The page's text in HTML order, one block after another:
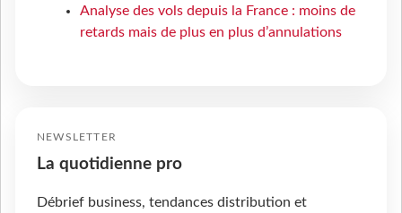
Analyse des vols depuis la France : moins de
retards mais de plus en plus d’annulations
NEWSLETTER
La quotidienne pro
Débrief business, tendances distribution et